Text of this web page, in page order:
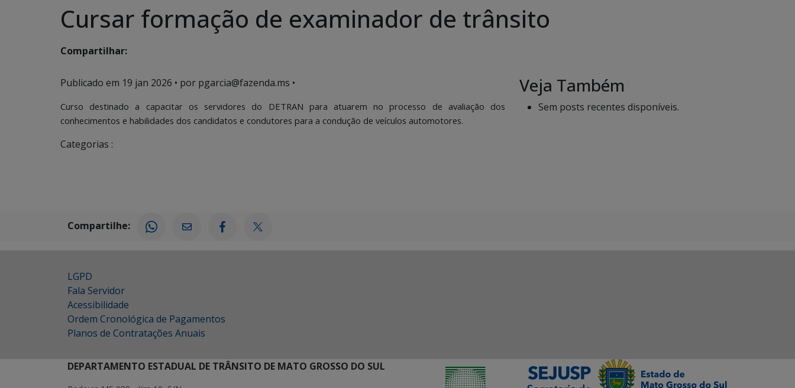
Cursar formação de examinador de trânsito
Compartilhar:
Publicado em 19 jan 2026 • por pgarcia@fazenda.ms •
Curso destinado a capacitar os servidores do DETRAN para atuarem no processo de avaliação dos
conhecimentos e habilidades dos candidatos e condutores para a condução de veículos automotores.
Categorias :
Veja Também
Sem posts recentes disponíveis.
Compartilhe:
LGPD
Fala Servidor
Acessibilidade
Ordem Cronológica de Pagamentos
Planos de Contratações Anuais
DEPARTAMENTO ESTADUAL DE TRÂNSITO DE MATO GROSSO DO SUL